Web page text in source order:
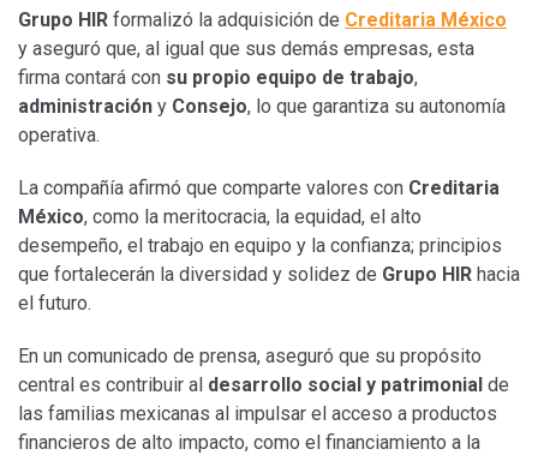
Grupo HIR formalizó la adquisición de Creditaria México
y aseguró que, al igual que sus demás empresas, esta
firma contará con su propio equipo de trabajo,
administración y Consejo, lo que garantiza su autonomía
operativa.
La compañía afirmó que comparte valores con Creditaria
México, como la meritocracia, la equidad, el alto
desempeño, el trabajo en equipo y la confianza; principios
que fortalecerán la diversidad y solidez de Grupo HIR hacia
el futuro.
En un comunicado de prensa, aseguró que su propósito
central es contribuir al desarrollo social y patrimonial de
las familias mexicanas al impulsar el acceso a productos
financieros de alto impacto, como el financiamiento a la